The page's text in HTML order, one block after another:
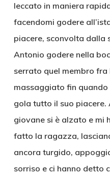
leccato in maniera
facendomi godere
piacere, sconvolta dalla
Antonio godere nella
serrato quel membro fra
massaggiato fin
gola tutto il suo
giovane si è alzato e mi
fatto la ragazza,
ancora turgido,
sorriso e ci hanno detto